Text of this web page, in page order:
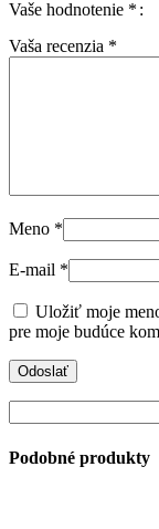
Vaše hodnotenie *
Vaša recenzia *
Meno *
E-mail *
Uložiť moje
pre moje budúce
Podobné produkty